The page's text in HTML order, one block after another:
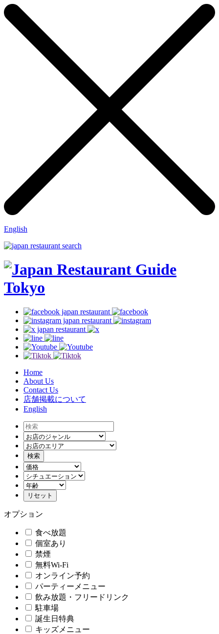
English
Home
About Us
Contact Us
店舗掲載について
English
オプション
食べ放題
個室あり
禁煙
無料Wi-Fi
オンライン予約
パーティーメニュー
飲み放題・フリードリンク
駐車場
誕生日特典
キッズメニュー